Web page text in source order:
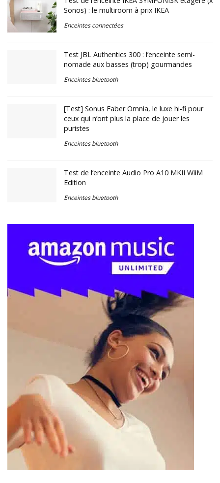
Sonos) : le multiroom à prix IKEA
Enceintes connectées
Test JBL Authentics 300 : l’enceinte semi-
nomade aux basses (trop) gourmandes
Enceintes bluetooth
[Test] Sonus Faber Omnia, le luxe hi-fi pour
ceux qui n’ont plus la place de jouer les
puristes
Enceintes bluetooth
Test de l’enceinte Audio Pro A10 MKII WiiM
Edition
Enceintes bluetooth